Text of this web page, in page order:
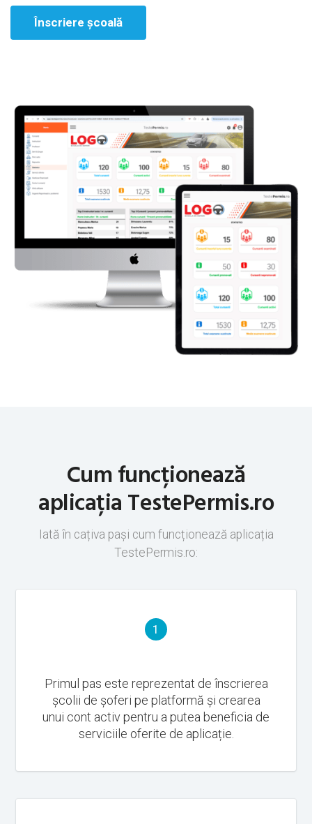
Înscriere școală
Cum funcționează
aplicația TestePermis.ro
Iată în cațiva pași cum funcționează aplicația
TestePermis.ro:
1
Primul pas este reprezentat de înscrierea
școlii de șoferi pe platformă și crearea
unui cont activ pentru a putea beneficia de
serviciile oferite de aplicație.